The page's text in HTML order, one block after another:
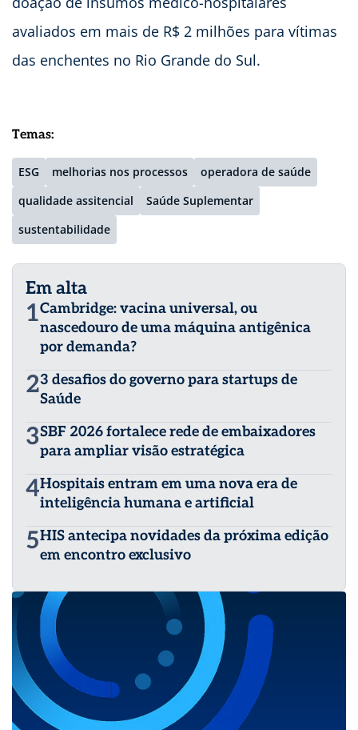
avaliados em mais de R$ 2 milhões para vítimas
das enchentes no Rio Grande do Sul.
Temas:
ESG melhorias nos processos
operadora de saúde
qualidade assitencial
Saúde Suplementar
sustentabilidade
Em alta
1Cambridge: vacina universal, ou
nascedouro de uma máquina antigênica
por demanda?
23 desafios do governo para startups de
Saúde
3SBF 2026 fortalece rede de embaixadores
para ampliar visão estratégica
4Hospitais entram em uma nova era de
inteligência humana e artificial
5HIS antecipa novidades da próxima edição
em encontro exclusivo